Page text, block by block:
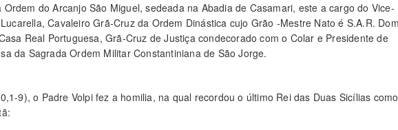
do Arcanjo São Miguel, sedeada na Abadia de Casamari, este a cargo do Vice-
Cavaleiro Grã-Cruz da Ordem Dinástica cujo Grão -Mestre Nato é S.A.R.
Real Portuguesa, Grã-Cruz de Justiça condecorado com o Colar e Presidente de
da Sagrada Ordem Militar Constantiniana de São Jorge.
9), o Padre Volpi fez a homilia, na qual recordou o último Rei das Duas Sicílias como